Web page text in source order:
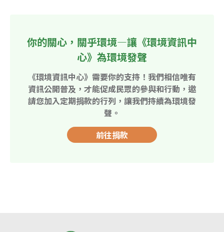
你的關心，關乎環境—讓《環境資訊中
心》為環境發聲
《環境資訊中心》需要你的支持！我們相信唯有
資訊公開普及，才能促成民眾的參與和行動，邀
請您加入定期捐款的行列，讓我們持續為環境發
聲。
前往捐款